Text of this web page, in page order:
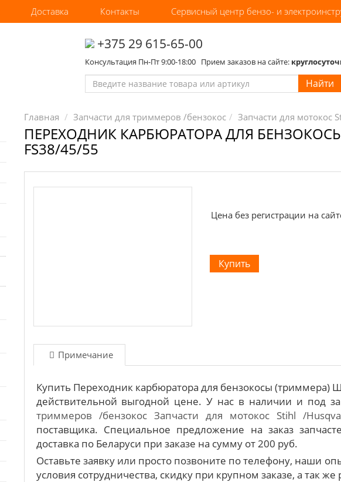
Доставка Контакты Сервисный центр бензо- и
‎+375 29 615-65-00
Консультация Пн-Пт 9:00-18:00 Прием заказов на сайте:
Найти
Главная Запчасти для триммеров /бензокос Запчасти для мотокос
ПЕРЕХОДНИК КАРБЮРАТОРА ДЛЯ
FS38/45/55
Цена без регистрации на
Примечание
Купить Переходник карбюратора для бензокосы (триммера)
действительной выгодной цене. У нас в наличии и под
триммеров /бензокос Запчасти для мотокос Stihl /
поставщика. Специальное предложение на заказ
доставка по Беларуси при заказе на сумму от 200 руб.
Оставьте заявку или просто позвоните по телефону, наши
условия сотрудничества, скидку при крупном заказе, а так же